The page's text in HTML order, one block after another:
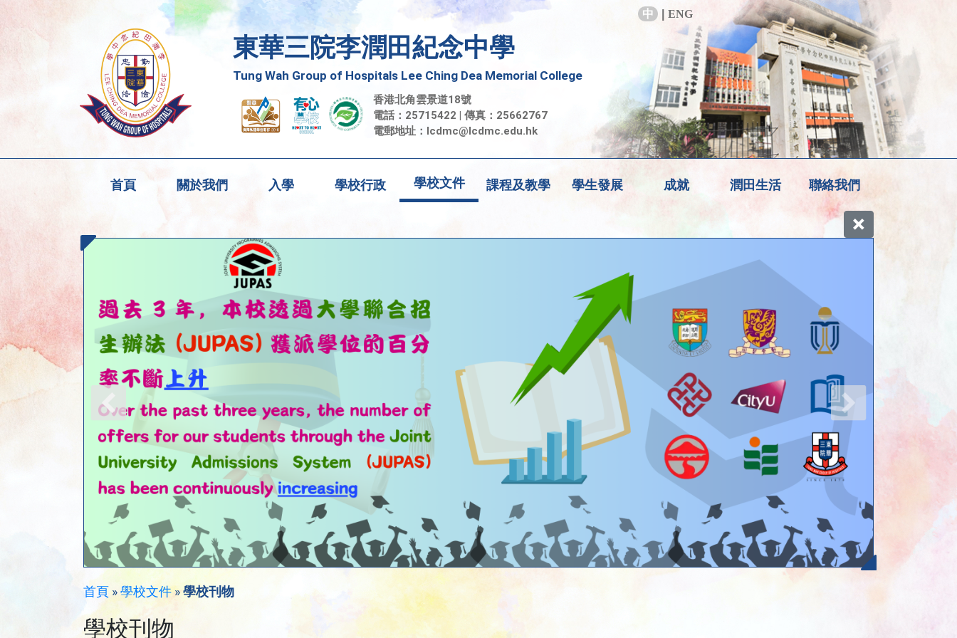
中 ENG
東華三院李潤田紀念中學
Tung Wah Group of Hospitals Lee Ching Dea Memorial College
香港北角雲景道18號
電話：25715422 | 傳真：25662767
電郵地址： lcdmc@lcdmc.edu.hk
首頁 關於我們 入學 學校行政 學校文件 課程及教學 學生發展 成就 潤田生活 聯絡我們
首頁 »學校文件 »學校刊物
學校刊物